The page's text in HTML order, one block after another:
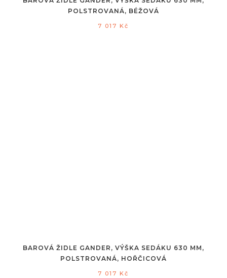
POLSTROVANÁ, BÉŽOVÁ
7 017 Kč
BAROVÁ ŽIDLE GANDER, VÝŠKA SEDÁKU 630 MM,
POLSTROVANÁ, HOŘČICOVÁ
7 017 Kč